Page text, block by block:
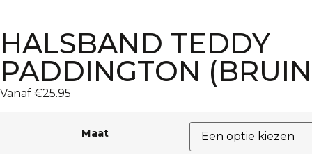
HALSBAND TEDDY
PADDINGTON
Vanaf €25.95
Maat